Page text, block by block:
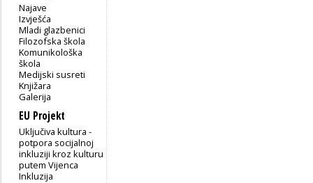
Najave
Izvješća
Mladi glazbenici
Filozofska škola
Komunikološka
škola
Medijski susreti
Knjižara
Galerija
EU Projekt
Uključiva kultura -
potpora socijalnoj
inkluziji kroz kulturu
putem Vijenca
Inkluzija